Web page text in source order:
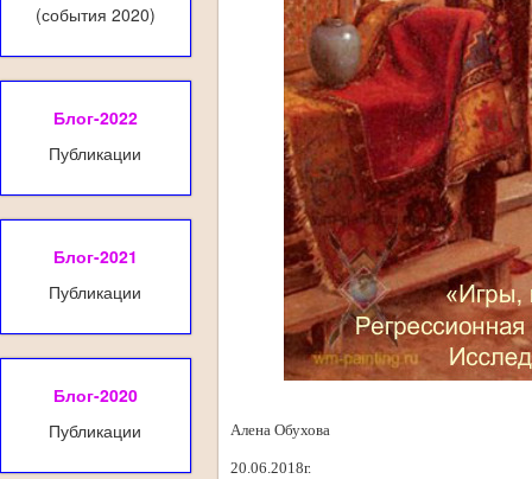
(события 2020)
Блог-2022
Публикации
Блог-2021
Публикации
Блог-2020
Публикации
Алена Обухова
20.06.2018г.